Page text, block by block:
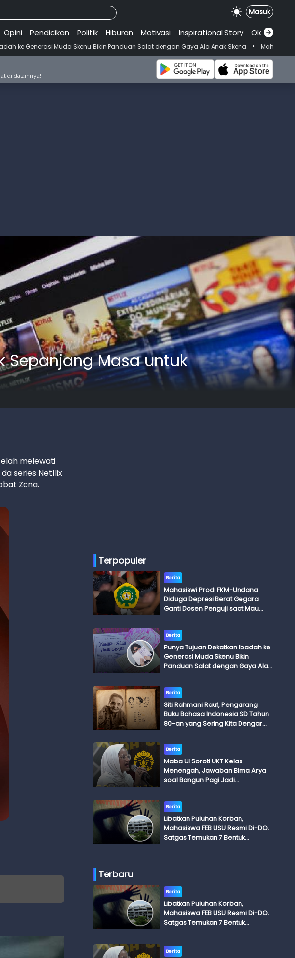
Masuk
Opini Pendidikan Politik Hiburan Motivasi Inspirational.Story Olahraga
Skenu Bikin Panduan Salat dengan Gaya Ala Anak Skena • Mahasiswi Prodi FKM-Undana
di dalamnya!
Sepanjang Masa untuk
melewati
series Netflix
Zona.
Terpopuler
Berita
Mahasiswi Prodi FKM-Undana
Diduga Depresi Berat Gegara
Ganti Dosen Penguji saat Mau
Berita
Punya Tujuan Dekatkan Ibadah ke
Generasi Muda Skenu Bikin
Panduan Salat dengan Gaya Ala
Berita
Siti Rahmani Rauf, Pengarang
Buku Bahasa Indonesia SD Tahun
80-an yang Sering Kita Dengar
Adik Budi
Berita
Maba UI Soroti UKT Kelas
Menengah, Jawaban Bima Arya
soal Bangun Pagi Jadi
Berita
Libatkan Puluhan Korban,
Mahasiswa FEB USU Resmi Di-DO,
Satgas Temukan 7 Bentuk
Terbaru
Berita
Libatkan Puluhan Korban,
Mahasiswa FEB USU Resmi Di-DO,
Satgas Temukan 7 Bentuk
Berita